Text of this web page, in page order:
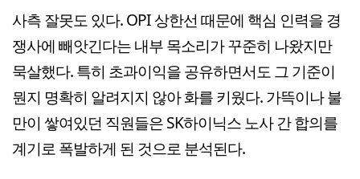
사측 잘못도 있다. OPI 상한선 때문에 핵심 인력을 경
쟁사에 빼앗긴다는 내부 목소리가 꾸준히 나왔지만
묵살했다. 특히 초과이익을 공유하면서도 그 기준이
뭔지 명확히 알려지지 않아 화를 키웠다. 가뜩이나 불
만이 쌓여있던 직원들은 SK하이닉스 노사 간 합의를
계기로 폭발하게 된 것으로 분석된다.